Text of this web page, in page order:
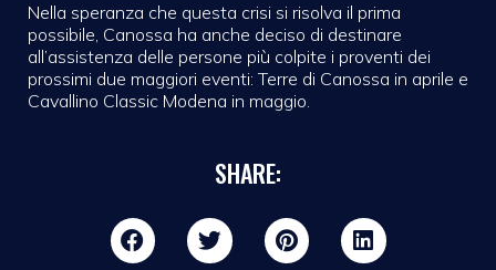
Nella speranza che questa crisi si risolva il prima
possibile, Canossa ha anche deciso di destinare
all’assistenza delle persone più colpite i proventi dei
prossimi due maggiori eventi: Terre di Canossa in aprile e
Cavallino Classic Modena in maggio.
SHARE: